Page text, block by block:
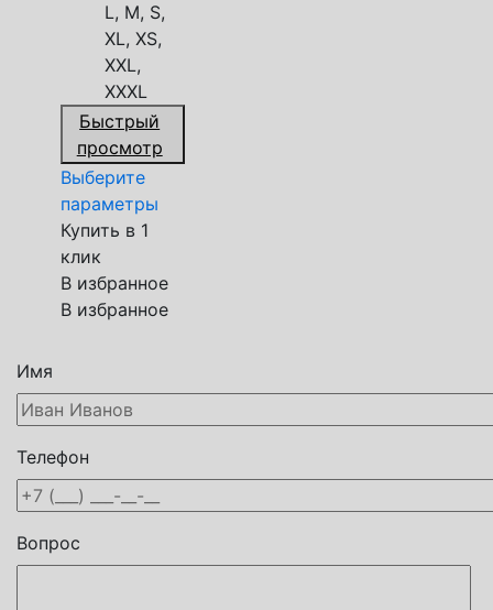
L, M, S,
XL, XS,
XXL,
XXXL
Быстрый
просмотр
Выберите
параметры
Купить в 1
клик
В избранное
В избранное
Имя
Телефон
Вопрос